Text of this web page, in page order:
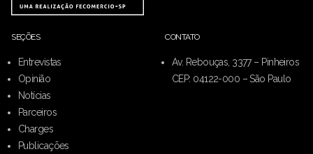
SEÇÕES
Entrevistas
Opinião
Notícias
Parceiros
Charges
Publicações
CONTATO
Av. Rebouças, 3377 – Pinheiros
CEP: 04122-000 – São Paulo